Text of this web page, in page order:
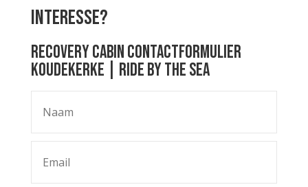
Interesse?
Recovery Cabin contactformulier
Koudekerke | Ride by the Sea